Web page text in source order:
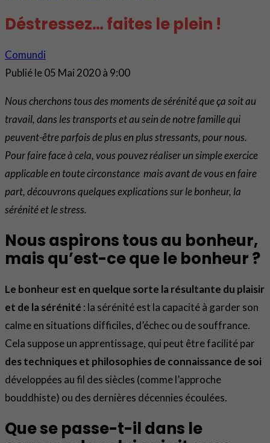
Déstressez… faites le plein !
Comundi
Publié le05 Mai 2020 à 9:00
Nous cherchons tous des moments de sérénité que ça soit au
travail, dans les transports et au sein de notre famille qui
peuvent-être parfois de plus en plus stressants, pour nous.
Pour faire face à cela, vous pouvez réaliser un simple exercice
applicable en toute circonstance mais avant de vous en faire
part, découvrons quelques explications sur le bonheur, la
sérénité et le stress.
Nous aspirons tous au bonheur,
mais qu’est-ce que le bonheur ?
Le bonheur est en quelque sorte la résultante du plaisir
et de la sérénité : la sérénité est la capacité à garder son
calme en situations difficiles, d’échec ou de souffrance.
Cela suppose un apprentissage, qui peut être facilité par
des techniques et philosophies de connaissance de soi
développées au fil des siècles (comme l’approche
bouddhiste) ou des dernières décennies écoulées.
Que se passe-t-il dans le